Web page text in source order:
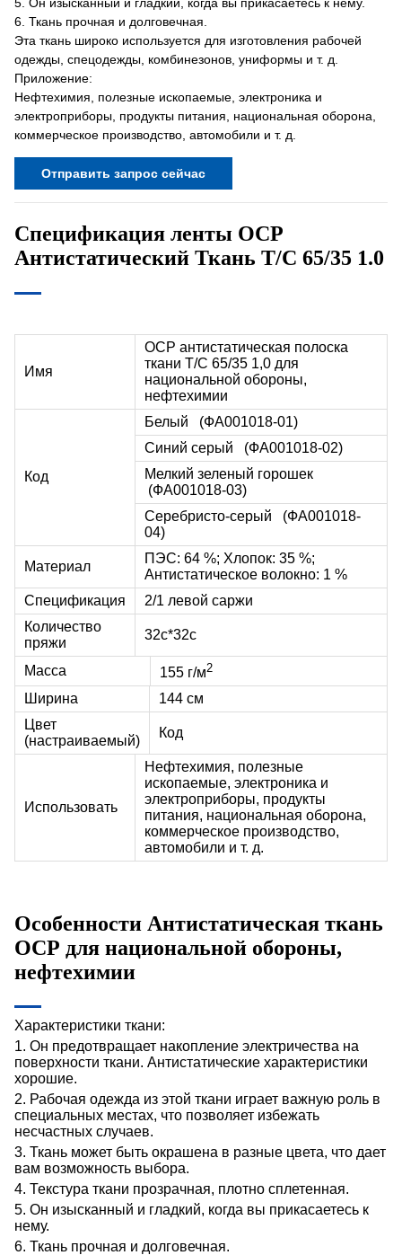
6. Ткань прочная и долговечная.
Эта ткань широко используется для изготовления рабочей
одежды, спецодежды, комбинезонов, униформы и т. д.
Приложение:
Нефтехимия, полезные ископаемые, электроника и
электроприборы, продукты питания, национальная оборона,
коммерческое производство, автомобили и т. д.
Отправить запрос сейчас
Спецификация ленты ОСР
Антистатический Ткань T/C 65/35 1.0
Имя
ОСР антистатическая полоска
ткани T/C 65/35 1,0 для
национальной обороны,
нефтехимии
Код
Белый (ФА001018-01)
Синий серый (ФА001018-02)
Мелкий зеленый горошек
(ФА001018-03)
Серебристо-серый (ФА001018-
04)
Материал
ПЭС: 64 %; Хлопок: 35 %;
Антистатическое волокно: 1 %
Спецификация
2/1 левой саржи
Количество
пряжи
32с*32с
Масса 155 г/м2
Ширина
144 см
Цвет
(настраиваемый)
Код
Использовать
Нефтехимия, полезные
ископаемые, электроника и
электроприборы, продукты
питания, национальная оборона,
коммерческое производство,
автомобили и т. д.
Особенности Антистатическая ткань
ОСР для национальной обороны,
нефтехимии
Характеристики ткани:
1. Он предотвращает накопление электричества на
поверхности ткани. Антистатические характеристики
хорошие.
2. Рабочая одежда из этой ткани играет важную роль в
специальных местах, что позволяет избежать
несчастных случаев.
3. Ткань может быть окрашена в разные цвета, что дает
вам возможность выбора.
4. Текстура ткани прозрачная, плотно сплетенная.
5. Он изысканный и гладкий, когда вы прикасаетесь к
нему.
6. Ткань прочная и долговечная.